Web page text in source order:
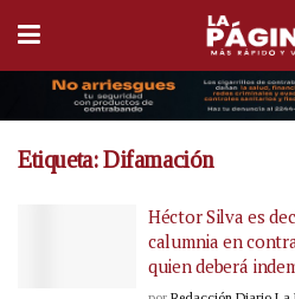
Etiqueta:Difamación
Héctor Silva es
calumnia en
quien deberá